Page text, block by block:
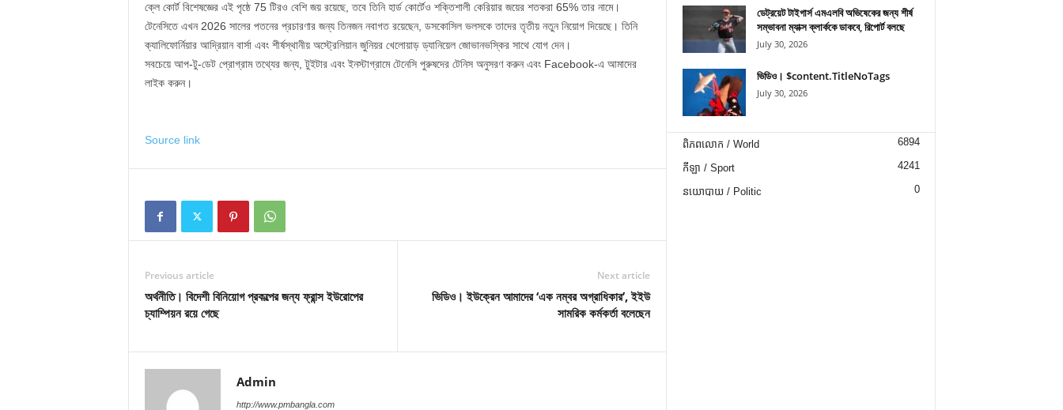
ক্লে কোর্ট বিশেষজ্ঞের এই পৃষ্ঠে 75 টিরও বেশি জয় রয়েছে, তবে তিনি হার্ড কোর্টেও শক্তিশালী কেরিয়ার জয়ের শতকরা 65% তার নামে।
টেনেসিতে এখন 2026 সালের পতনের প্রচারণার জন্য তিনজন নবাগত রয়েছেন, ডসকোসিল ভলসকে তাদের তৃতীয় নতুন নিয়োগ দিয়েছে। তিনি
ক্যালিফোর্নিয়ার আদ্রিয়ান বার্সা এবং শীর্ষস্থানীয় অস্ট্রেলিয়ান জুনিয়র খেলোয়াড় ড্যানিয়েল জোভানভস্কির সাথে যোগ দেন।
সবচেয়ে আপ-টু-ডেট প্রোগ্রাম তথ্যের জন্য, টুইটার এবং ইনস্টাগ্রামে টেনেসি পুরুষদের টেনিস অনুসরণ করুন এবং Facebook-এ আমাদের
লাইক করুন।
Source link
Previous article
অর্থনীতি। বিদেশী বিনিয়োগ প্রকল্পের জন্য ফ্রান্স ইউরোপের
চ্যাম্পিয়ন রয়ে গেছে
Next article
ভিডিও। ইউক্রেন আমাদের ‘এক নম্বর অগ্রাধিকার’, ইইউ
সামরিক কর্মকর্তা বলেছেন
Admin
http://www.pmbangla.com
ডেট্রয়েট টাইগার্স এমএলবি অভিষেকের জন্য শীর্ষ
সম্ভাবনা ম্যাক্স ক্লার্ককে ডাকবে, রিপোর্ট বলছে
July 30, 2026
ভিডিও। $content.TitleNoTags
July 30, 2026
ពិភពលោក / World 6894
កីឡា / Sport 4241
នយោបាយ / Politic 0